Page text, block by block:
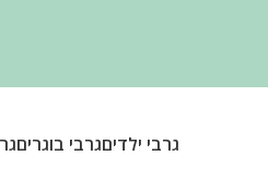
גרבי ילדיםגרבי בוגרים